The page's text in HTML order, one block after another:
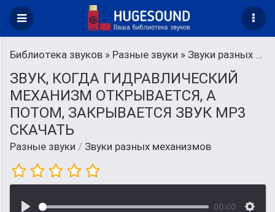
Библиотека звуков » Разные звуки » Звуки разных механизмов
ЗВУК, КОГДА ГИДРАВЛИЧЕСКИЙ
МЕХАНИЗМ ОТКРЫВАЕТСЯ, А
ПОТОМ, ЗАКРЫВАЕТСЯ ЗВУК MP3
СКАЧАТЬ
Разные звуки / Звуки разных механизмов
00:00